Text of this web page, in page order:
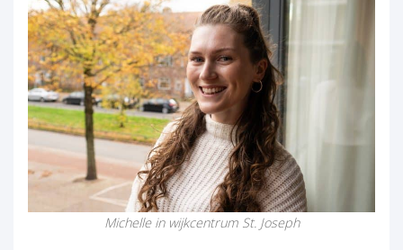
Michelle in wijkcentrum St. Joseph